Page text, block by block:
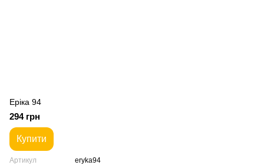
Еріка 94
294 грн
Купити
Артикул
eryka94